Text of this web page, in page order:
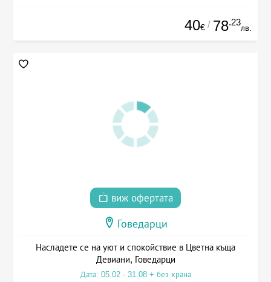
40€ / 78.23
лв.
виж офертата
Говедарци
Насладете се на уют и спокойствие в Цветна къща
Девиани, Говедарци
Дата: 05.02 - 31.08 + без храна